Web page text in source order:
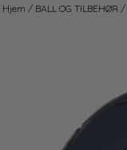
Hjem / BALL OG TILBEHØR /